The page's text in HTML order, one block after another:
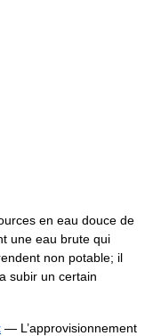
en eau douce de
une eau brute qui
non potable; il
subir un certain
— L’approvisionnement